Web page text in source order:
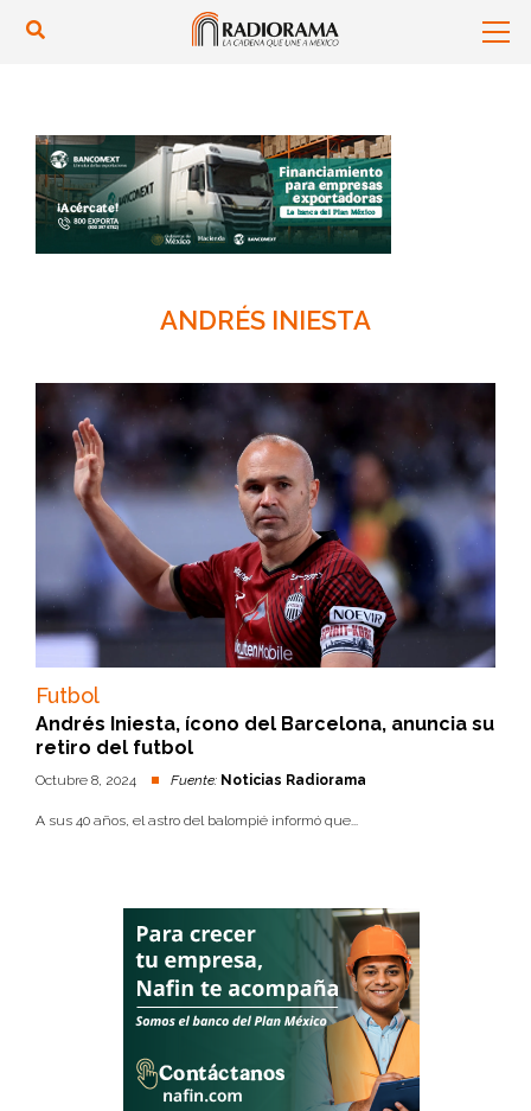
ANDRÉS INIESTA
Futbol
Andrés Iniesta, ícono del Barcelona, anuncia su
retiro del futbol
Octubre 8, 2024 Fuente: Noticias Radiorama
A sus 40 años, el astro del balompié informó que...